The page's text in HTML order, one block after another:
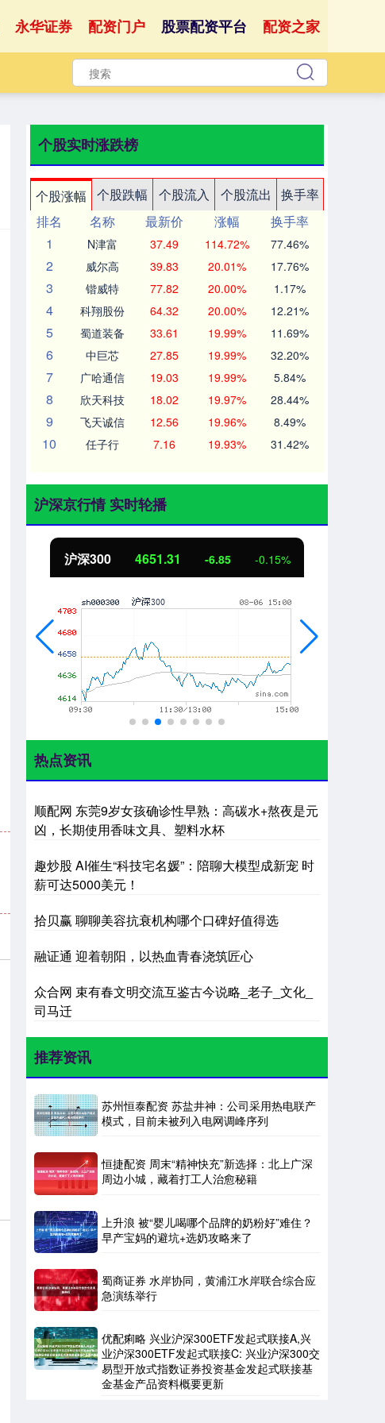
永华证券 配资门户 股票配资平台 配资之家
个股实时涨跌榜
个股涨幅 个股跌幅 个股流入 个股流出
换手率
排名
名称 最新价 涨幅
换手率
1
N津富 37.49 114.72% 77.46%
2 威尔高 39.83 20.01% 17.76%
3 锴威特 77.82 20.00% 1.17%
4 科翔股份 64.32 20.00% 12.21%
5 蜀道装备 33.61 19.99% 11.69%
6 中巨芯 27.85 19.99% 32.20%
7 广哈通信 19.03 19.99% 5.84%
8 欣天科技 18.02 19.97% 28.44%
9 飞天诚信 12.56 19.96% 8.49%
10 任子行 7.16 19.93% 31.42%
沪深京行情 实时轮播
沪深300 4651.31 -6.85 -0.15%
热点资讯
顺配网 东莞9岁女孩确诊性早熟：高碳水+熬夜是元
凶，长期使用香味文具、塑料水杯
趣炒股 AI催生“科技宅名媛”：陪聊大模型成新宠 时
薪可达5000美元！
拾贝赢 聊聊美容抗衰机构哪个口碑好值得选
融证通 迎着朝阳，以热血青春浇筑匠心
众合网 束有春文明交流互鉴古今说略_老子_文化_
司马迁
推荐资讯
苏州恒泰配资 苏盐井神：公司采用热电联产
模式，目前未被列入电网调峰序列
恒捷配资 周末“精神快充”新选择：北上广深
周边小城，藏着打工人治愈秘籍
上升浪 被“婴儿喝哪个品牌的奶粉好”难住？
早产宝妈的避坑+选奶攻略来了
蜀商证券 水岸协同，黄浦江水岸联合综合应
急演练举行
优配痢略 兴业沪深300ETF发起式联接A,兴
业沪深300ETF发起式联接C: 兴业沪深300交
易型开放式指数证券投资基金发起式联接基
金基金产品资料概要更新